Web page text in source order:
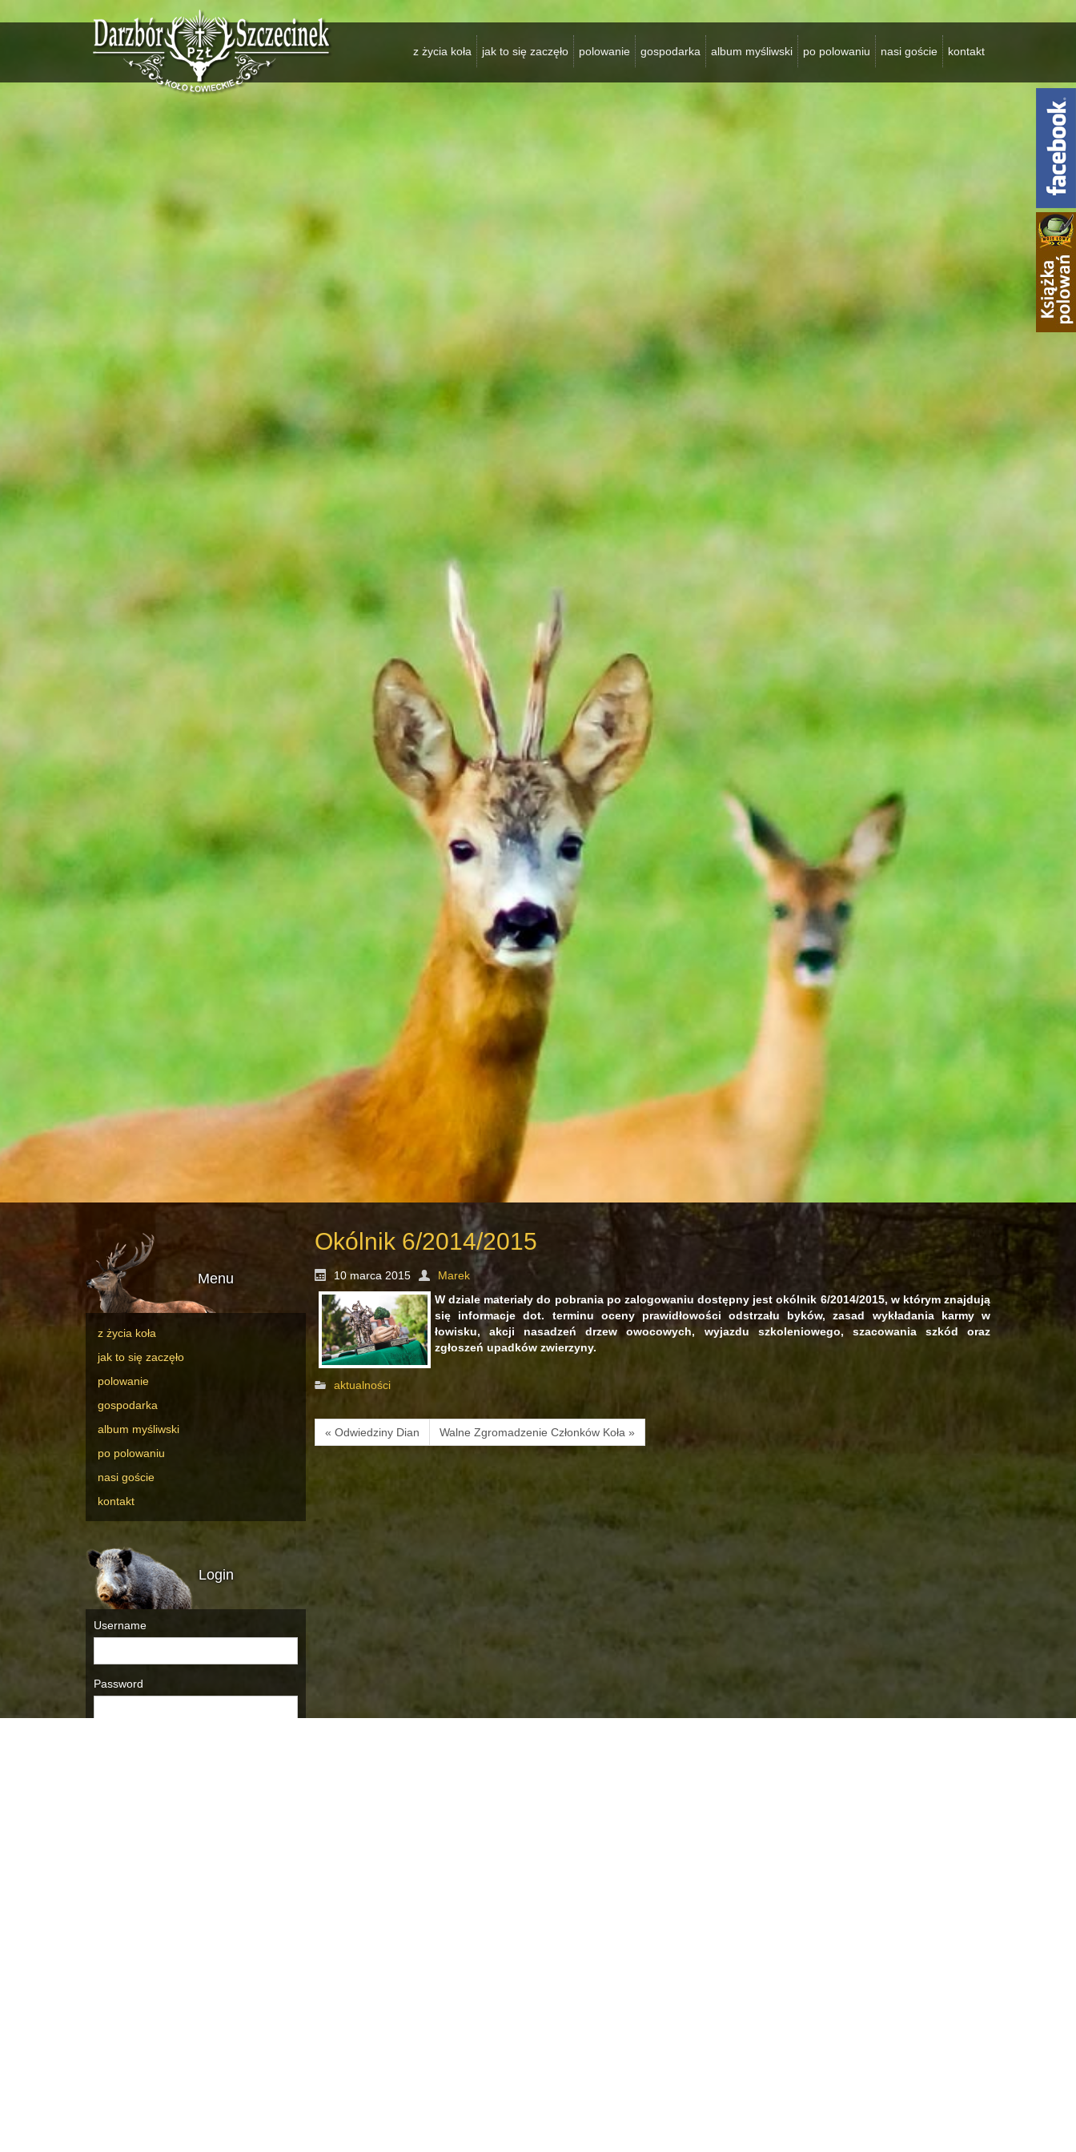
z życia koła jak to się zaczęło polowanie gospodarka album myśliwski po polowaniu nasi goście kontakt
Menu
z życia koła
jak to się zaczęło
polowanie
gospodarka
album myśliwski
po polowaniu
nasi goście
kontakt
Login
Username
Password
Okólnik 6/2014/2015
10 marca 2015
Marek
W dziale materiały do pobrania po zalogowaniu dostępny jest okólnik 6/2014/2015, w którym znajdują
się informacje dot. terminu oceny prawidłowości odstrzału byków, zasad wykładania karmy w
łowisku, akcji nasadzeń drzew owocowych, wyjazdu szkoleniowego, szacowania szkód oraz
zgłoszeń upadków zwierzyny.
aktualności
« Odwiedziny Dian Walne Zgromadzenie Członków Koła »